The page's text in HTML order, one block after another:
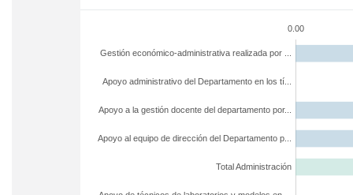
0.00
Total Administración
Apoyo al equipo de dirección del Departamento p...
Apoyo a la gestión docente del departamento por...
Apoyo administrativo del Departamento en los tí...
Gestión económico-administrativa realizada por ...